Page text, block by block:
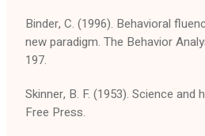
Binder, C. (1996). Behavioral
new paradigm. The Behavior
197.
Skinner, B. F. (1953). Science and
Free Press.